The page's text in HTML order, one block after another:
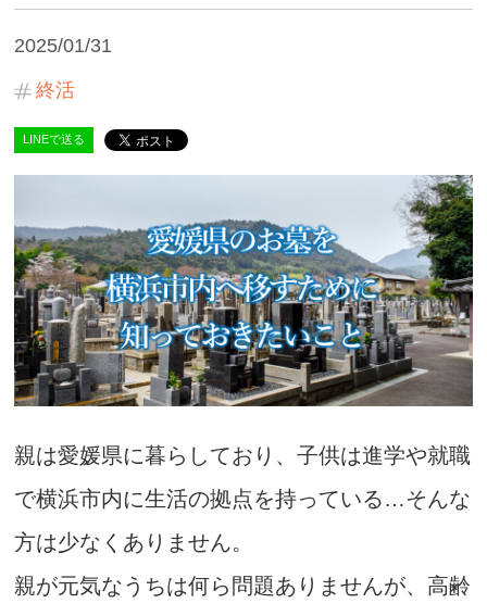
2025/01/31
終活
LINEで送る
親は愛媛県に暮らしており、子供は進学や就職
で横浜市内に生活の拠点を持っている…そんな
方は少なくありません。
親が元気なうちは何ら問題ありませんが、高齢